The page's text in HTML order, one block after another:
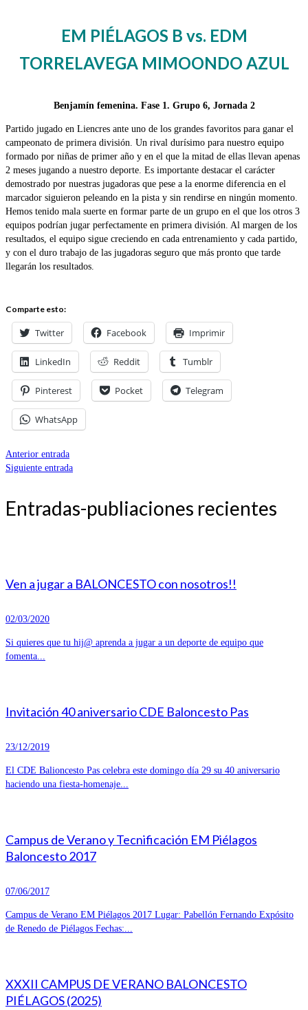
EM PIÉLAGOS B vs. EDM
TORRELAVEGA MIMOONDO AZUL
Benjamín femenina. Fase 1. Grupo 6, Jornada 2
Partido jugado en Liencres ante uno de los grandes favoritos para ganar el
campeonato de primera división. Un rival durísimo para nuestro equipo
formado por niñas de primer año y en el que la mitad de ellas llevan apenas
2 meses jugando a nuestro deporte. Es importante destacar el carácter
demostrado por nuestras jugadoras que pese a la enorme diferencia en el
marcador siguieron peleando en la pista y sin rendirse en ningún momento.
Hemos tenido mala suerte en formar parte de un grupo en el que los otros 3
equipos podrían jugar perfectamente en primera división. Al margen de los
resultados, el equipo sigue creciendo en cada entrenamiento y cada partido,
y con el duro trabajo de las jugadoras seguro que más pronto que tarde
llegarán los resultados.
Comparte esto:
Twitter Facebook Imprimir
LinkedIn Reddit Tumblr
Pinterest Pocket Telegram
WhatsApp
Anterior entrada
Siguiente entrada
Entradas-publiaciones recientes
Ven a jugar a BALONCESTO con nosotros!!
02/03/2020
Si quieres que tu hij@ aprenda a jugar a un deporte de equipo que
fomenta...
Invitación 40 aniversario CDE Baloncesto Pas
23/12/2019
El CDE Balioncesto Pas celebra este domingo día 29 su 40 aniversario
haciendo una fiesta-homenaje...
Campus de Verano y Tecnificación EM Piélagos
Baloncesto 2017
07/06/2017
Campus de Verano EM Piélagos 2017 Lugar: Pabellón Fernando Expósito
de Renedo de Piélagos Fechas:...
XXXII CAMPUS DE VERANO BALONCESTO
PIÉLAGOS (2025)